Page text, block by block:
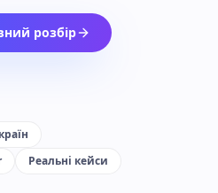
розбір
Реальні кейси